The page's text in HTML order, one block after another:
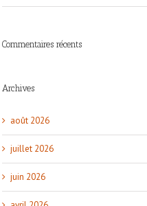
Commentaires récents
Archives
août 2026
juillet 2026
juin 2026